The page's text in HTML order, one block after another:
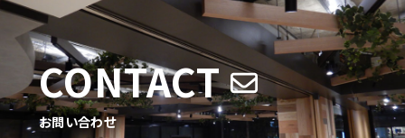
CONTACT
お問い合わせ